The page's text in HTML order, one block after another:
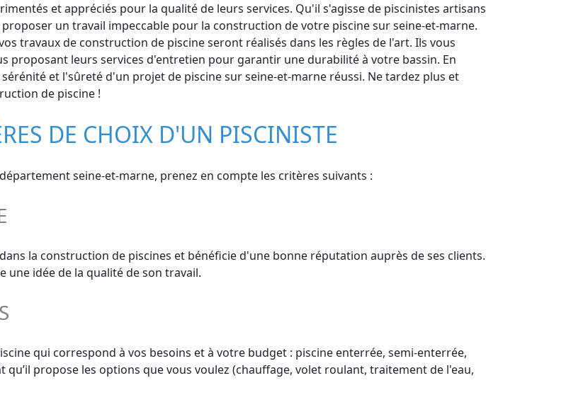
et appréciés pour la qualité de leurs services. Qu'il s'agisse de piscinistes artisans
un travail impeccable pour la construction de votre piscine sur seine-et-marne.
travaux de construction de piscine seront réalisés dans les règles de l'art. Ils vous
proposant leurs services d'entretien pour garantir une durabilité à votre bassin. En
et l'sûreté d'un projet de piscine sur seine-et-marne réussi. Ne tardez plus et
de piscine !
DE CHOIX D'UN PISCINISTE
seine-et-marne, prenez en compte les critères suivants :
la construction de piscines et bénéficie d'une bonne réputation auprès de ses clients.
une idée de la qualité de son travail.
qui correspond à vos besoins et à votre budget : piscine enterrée, semi-enterrée,
propose les options que vous voulez (chauffage, volet roulant, traitement de l'eau,